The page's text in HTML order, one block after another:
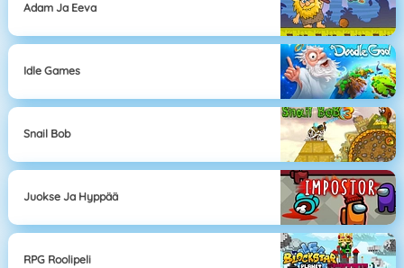
Adam Ja Eeva
Idle Games
Snail Bob
Juokse Ja Hyppää
RPG Roolipeli